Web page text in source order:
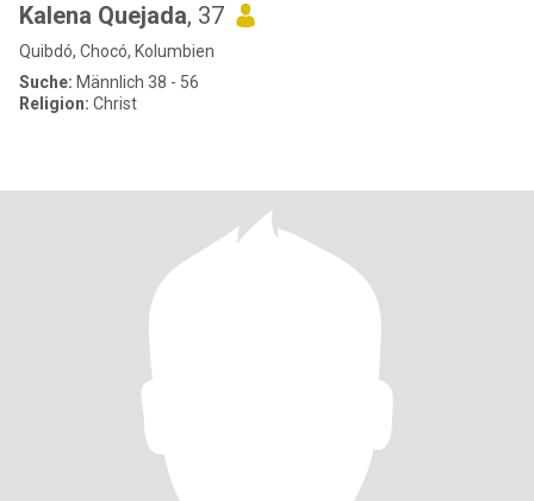
Kalena Quejada, 37
Quibdó, Chocó, Kolumbien
Suche: Männlich 38 - 56
Religion: Christ